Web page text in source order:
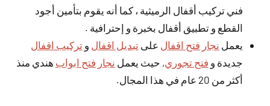
فني تركيب أقفال الرميثية ، كما أنه يقوم بتأمين أجود
القطع و تطبيق أقفال بخبرة و إحترافية .
يعمل نجار فتح اقفال علىتبديل اقفال وتركيب اقفال
جديدة و فتح تجوري, حيث يعمل نجار فتح ابواب هندي منذ
أكثر من 20 عام في هذا المجال.